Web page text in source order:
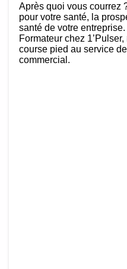
Après quoi vous courrez
pour votre santé, la
santé de votre
Formateur chez
course pied au service
commercial.